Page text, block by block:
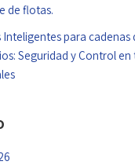
de flotas.
Inteligentes para cadenas
Seguridad y Control en